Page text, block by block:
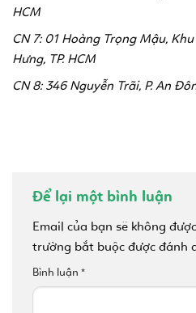
HCM
CN 7: 01 Hoàng Trọng Mậu,
Hưng, TP. HCM
CN 8: 346 Nguyễn Trãi, P. An
Để lại một bình luận
Email của bạn sẽ không
trường bắt buộc được đánh
Bình luận *